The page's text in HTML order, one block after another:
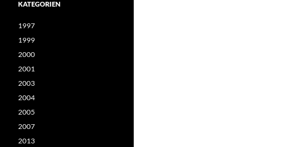
KATEGORIEN
1997
1999
2000
2001
2003
2004
2005
2007
2013